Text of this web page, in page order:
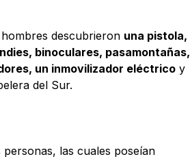
descubrieron una pistola,
binoculares, pasamontañas,
un inmovilizador eléctrico y
del Sur.
las cuales poseían